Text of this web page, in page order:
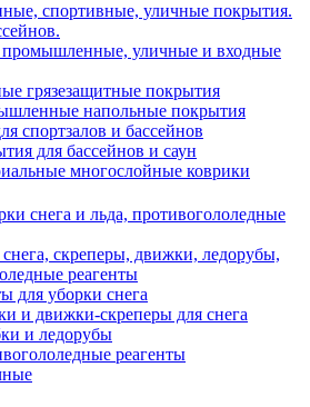
спортивные, уличные покрытия.
уличные и входные
грязезащитные покрытия
напольные покрытия
спортзалов и бассейнов
для бассейнов и саун
многослойные коврики
снега и льда, противогололедные
скреперы, движки, ледорубы,
реагенты
для уборки снега
и движки-скреперы для снега
и ледорубы
реагенты